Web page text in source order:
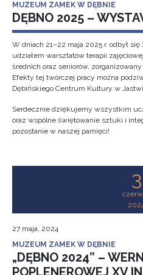
MUZEUM ZAMEK W DĘBNIE
DĘBNO 2025 –
W dniach 21–22 maja 2025 r. odbył
udziałem warsztatów terapii
średnich oraz seniorów,
Efekty tej twórczej pracy można
Dębińskiego Centrum Kultury w Jastwi
Serdecznie dziękujemy wszystkim
oraz wspólne świętowanie sztuki i
pozostanie w naszej pamięci!
3
27 maja, 2024
MUZEUM ZAMEK W DĘBNIE
„DĘBNO 2024” –
POPLENEROWEJ XV